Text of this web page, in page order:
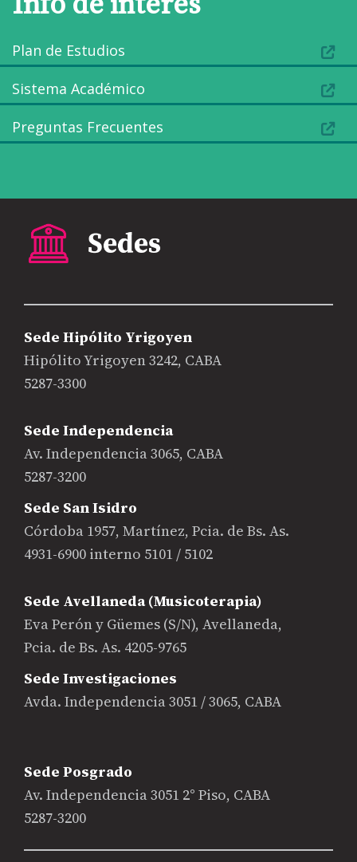
Plan de Estudios
Sistema Académico
Preguntas Frecuentes
Sede Hipólito Yrigoyen
Hipólito Yrigoyen 3242, CABA
5287-3300
Sede Independencia
Av. Independencia 3065, CABA
5287-3200
Sede San Isidro
Córdoba 1957, Martínez, Pcia. de Bs. As.
4931-6900 interno 5101 / 5102
Sede Avellaneda (Musicoterapia)
Eva Perón y Güemes (S/N), Avellaneda,
Pcia. de Bs. As. 4205-9765
Sede Investigaciones
Avda. Independencia 3051 / 3065, CABA
Sede Posgrado
Av. Independencia 3051 2° Piso, CABA
5287-3200